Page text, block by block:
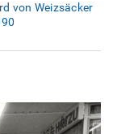
von Weizsäcker